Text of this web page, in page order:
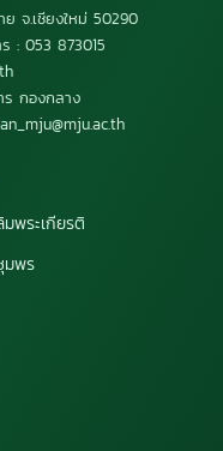
จ.เชียงใหม่ 50290
: 053 873015
ร กองกลาง
พระเกียรติ
มพร